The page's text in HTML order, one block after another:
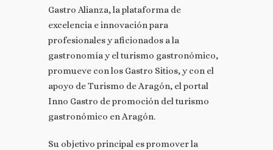
Gastro Alianza, la plataforma de
excelencia e innovación para
profesionales y aficionados a la
gastronomía y el turismo gastronómico,
promueve con los Gastro Sitios, y con el
apoyo de Turismo de Aragón, el portal
Inno Gastro de promoción del turismo
gastronómico en Aragón.
Su objetivo principal es promover la